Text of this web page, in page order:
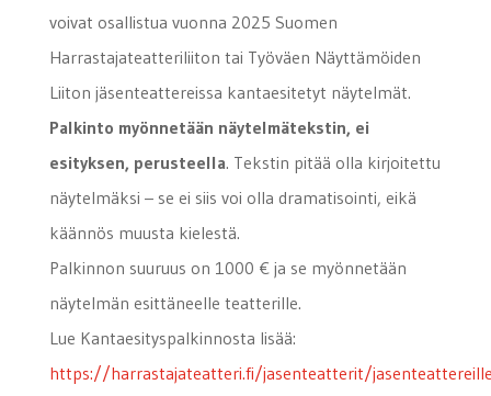
voivat osallistua vuonna 2025 Suomen
Harrastajateatteriliiton tai Työväen Näyttämöiden
Liiton jäsenteattereissa kantaesitetyt näytelmät.
Palkinto myönnetään näytelmätekstin, ei
esityksen, perusteella. Tekstin pitää olla kirjoitettu
näytelmäksi – se ei siis voi olla dramatisointi, eikä
käännös muusta kielestä.
Palkinnon suuruus on 1000 € ja se myönnetään
näytelmän esittäneelle teatterille.
Lue Kantaesityspalkinnosta lisää:
https://harrastajateatteri.fi/jasenteatterit/